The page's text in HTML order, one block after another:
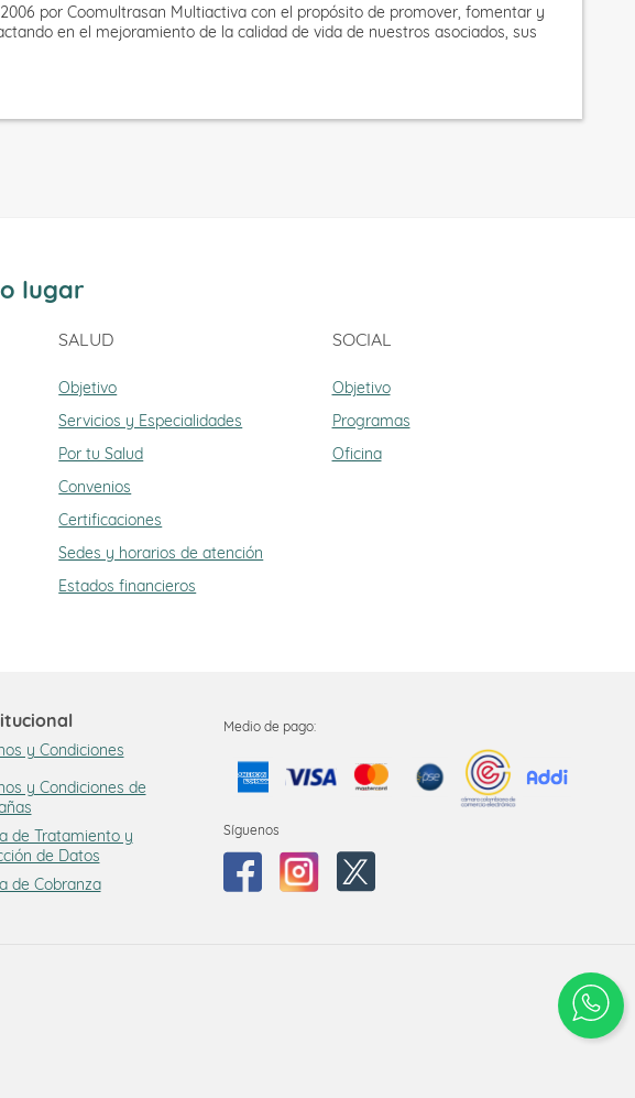
por Coomultrasan Multiactiva con el propósito de promover, fomentar y
en el mejoramiento de la calidad de vida de nuestros asociados, sus
lugar
SALUD
Objetivo
Servicios y Especialidades
Por tu Salud
Convenios
Certificaciones
Sedes y horarios de atención
Estados financieros
SOCIAL
Objetivo
Programas
Oficina
y Condiciones
y Condiciones de
de Tratamiento y
de Datos
de Cobranza
Medio de pago:
Síguenos